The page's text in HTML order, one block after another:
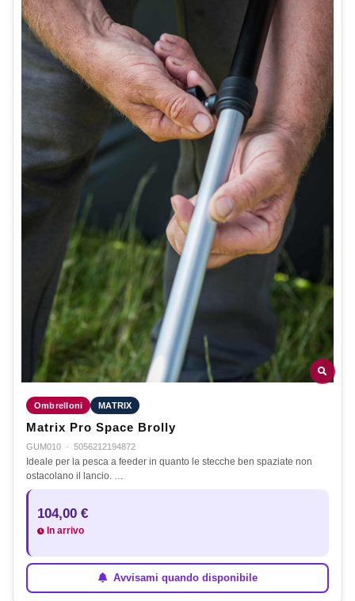
Ombrelloni MATRIX
Matrix Pro Space Brolly
GUM010 · 5056212194872
Ideale per la pesca a feeder in quanto le stecche ben spaziate non
ostacolano il lancio. …
104,00 €
In arrivo
Avvisami quando disponibile